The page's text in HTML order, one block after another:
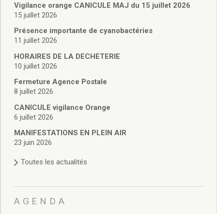
Services en ligne
Inscriptions sur les listes électorales
Plan Local d’Urbanisme intercommunal
Actes d’état civil
Budgets
Budget de Fonctionnement
Budget d’Investissement
Conseils municipaux
Règlement du conseil municipal
Déliberations 2026
Délibérations 2024
Délibérations 2022
Délibérations 2021
Vigilance orange CANICULE MAJ du 15 juillet 2026
15 juillet 2026
Présence importante de cyanobactéries
11 juillet 2026
HORAIRES DE LA DECHETERIE
10 juillet 2026
Fermeture Agence Postale
8 juillet 2026
CANICULE vigilance Orange
6 juillet 2026
MANIFESTATIONS EN PLEIN AIR
23 juin 2026
Toutes les actualités
AGENDA